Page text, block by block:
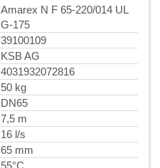
Amarex N F 65-220/014 UL
G-175
39100109
KSB AG
4031932072816
50 kg
DN65
7,5 m
16 l/s
65 mm
55°C